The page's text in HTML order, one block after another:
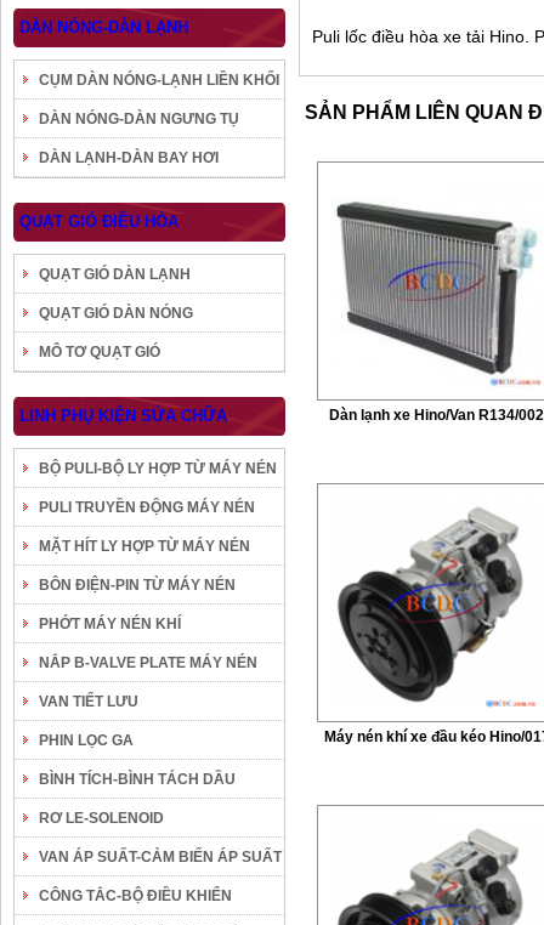
DÀN NÓNG-DÀN LẠNH
CỤM DÀN NÓNG-LẠNH LIỀN KHỐI
DÀN NÓNG-DÀN NGƯNG TỤ
DÀN LẠNH-DÀN BAY HƠI
QUẠT GIÓ ĐIỀU HÒA
QUẠT GIÓ DÀN LẠNH
QUẠT GIÓ DÀN NÓNG
MÔ TƠ QUẠT GIÓ
LINH PHỤ KIỆN SỬA CHỮA
BỘ PULI-BỘ LY HỢP TỪ MÁY NÉN
PULI TRUYỀN ĐỘNG MÁY NÉN
MẶT HÍT LY HỢP TỪ MÁY NÉN
BÔN ĐIỆN-PIN TỪ MÁY NÉN
PHỚT MÁY NÉN KHÍ
NẮP B-VALVE PLATE MÁY NÉN
VAN TIẾT LƯU
PHIN LỌC GA
BÌNH TÍCH-BÌNH TÁCH DẦU
RƠ LE-SOLENOID
VAN ÁP SUẤT-CẢM BIẾN ÁP SUẤT
CÔNG TẮC-BỘ ĐIỀU KHIỂN
Puli lốc điều hòa xe tải Hino.
SẢN PHẨM LIÊN QUAN
Dàn lạnh xe Hino/Van R134/
Máy nén khí xe đầu kéo Hino/